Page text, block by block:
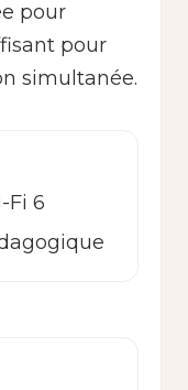
pour
pour
simultanée.
Fi 6